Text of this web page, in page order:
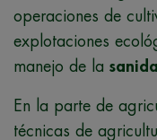
operaciones de
explotaciones
manejo de la
En la parte de
técnicas de